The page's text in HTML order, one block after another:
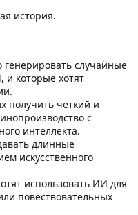
история.
генерировать случайные
которые хотят
четкий и
с
интеллекта.
длинные
искусственного
использовать ИИ для
повествовательных